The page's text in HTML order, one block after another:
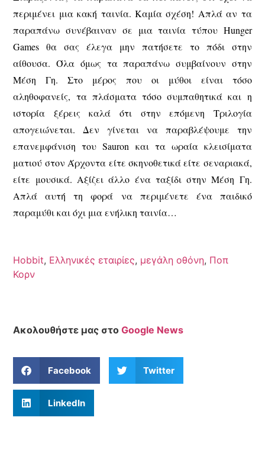
περιμένει μια κακή ταινία. Καμία σχέση! Απλά αν τα
παραπάνω συνέβαιναν σε μια ταινία τύπου Hunger
Games θα σας έλεγα μην πατήσετε το πόδι στην
αίθουσα. Όλα όμως τα παραπάνω συμβαίνουν στην
Μέση Γη. Στο μέρος που οι μύθοι είναι τόσο
αληθοφανείς, τα πλάσματα τόσο συμπαθητικά και η
ιστορία ξέρεις καλά ότι στην επόμενη Τριλογία
απογειώνεται. Δεν γίνεται να παραβλέψουμε την
επανεμφάνιση του Sauron και τα ωραία κλεισίματα
ματιού στον Άρχοντα είτε σκηνοθετικά είτε σεναριακά,
είτε μουσικά. Αξίζει άλλο ένα ταξίδι στην Μέση Γη.
Απλά αυτή τη φορά να περιμένετε ένα παιδικό
παραμύθι και όχι μια ενήλικη ταινία…
Hobbit, Ελληνικές εταιρίες, μεγάλη οθόνη, Ποπ
Κορν
Ακολουθήστε μας στοGoogle News
Facebook Twitter
LinkedIn